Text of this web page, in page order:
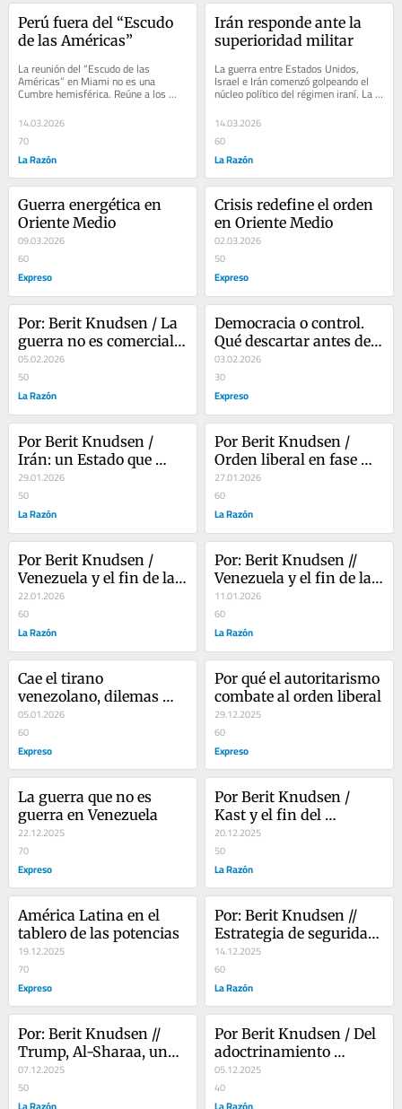
Perú fuera del “Escudo
de las Américas”
La reunión del “Escudo de las
Américas” en Miami no es una
Cumbre hemisférica. Reúne a los
“aliados...
14.03.2026
70
La Razón
Irán responde ante la
superioridad militar
La guerra entre Estados Unidos,
Israel e Irán comenzó golpeando el
núcleo político del régimen iraní. La
operación “Epic Fury” fue...
14.03.2026
60
La Razón
Guerra energética en
Oriente Medio
09.03.2026
60
Expreso
Crisis redefine el orden
en Oriente Medio
02.03.2026
50
Expreso
Por: Berit Knudsen / La
guerra no es comercial,
es monetaria
05.02.2026
50
La Razón
Democracia o control.
Qué descartar antes de
votar
03.02.2026
30
Expreso
Por Berit Knudsen /
Irán: un Estado que
combate a su propia
sociedad
29.01.2026
50
La Razón
Por Berit Knudsen /
Orden liberal en fase
realista
27.01.2026
60
La Razón
Por Berit Knudsen /
Venezuela y el fin de la
ficción soberana
22.01.2026
60
La Razón
Por: Berit Knudsen //
Venezuela y el fin de la
ficción soberana
11.01.2026
60
La Razón
Cae el tirano
venezolano, dilemas
sobre el “día después”
05.01.2026
60
Expreso
Por qué el autoritarismo
combate al orden liberal
29.12.2025
60
Expreso
La guerra que no es
guerra en Venezuela
22.12.2025
70
Expreso
Por Berit Knudsen /
Kast y el fin del
experimento chileno
20.12.2025
50
La Razón
América Latina en el
tablero de las potencias
19.12.2025
70
Expreso
Por: Berit Knudsen //
Estrategia de seguridad
de Estados Unidos
reordena el tablero
14.12.2025
60
La Razón
Por: Berit Knudsen //
Trump, Al-Sharaa, una
alianza peligrosa
07.12.2025
50
Por Berit Knudsen / Del
adoctrinamiento
universitario a la
manipulación en redes
05.12.2025
40